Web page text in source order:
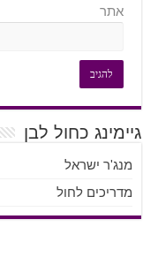
אתר
גיימינג כחול לבן
מנג'ר ישראל
מדריכים לחול